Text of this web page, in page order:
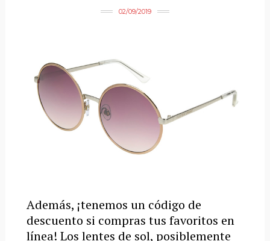
02/09/2019
Además, ¡tenemos un código de
descuento si compras tus favoritos en
línea! Los lentes de sol, posiblemente